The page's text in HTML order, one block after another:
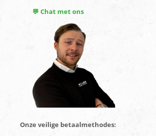
💬 Chat met ons
Onze veilige betaalmethodes: